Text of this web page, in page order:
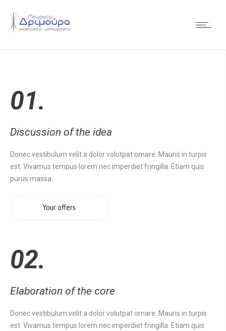
01.
Discussion of the idea
Donec vestibulum velit a dolor volutpat ornare. Mauris in turpis
est. Vivamus tempus lorem nec imperdiet fringilla. Etiam quis
purus massa.
Your offers
02.
Elaboration of the core
Donec vestibulum velit a dolor volutpat ornare. Mauris in turpis
est. Vivamus tempus lorem nec imperdiet fringilla. Etiam quis